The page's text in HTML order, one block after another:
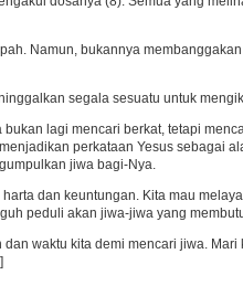
Namun, bukannya
segala sesuatu untuk
bukan lagi mencari berkat, tetapi
perkataan Yesus sebagai
jiwa bagi-Nya.
dan keuntungan. Kita mau
peduli akan jiwa-jiwa yang
waktu kita demi mencari jiwa.